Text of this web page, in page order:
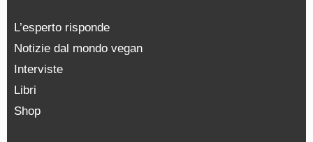
L’esperto risponde
Notizie dal mondo vegan
Interviste
Libri
Shop